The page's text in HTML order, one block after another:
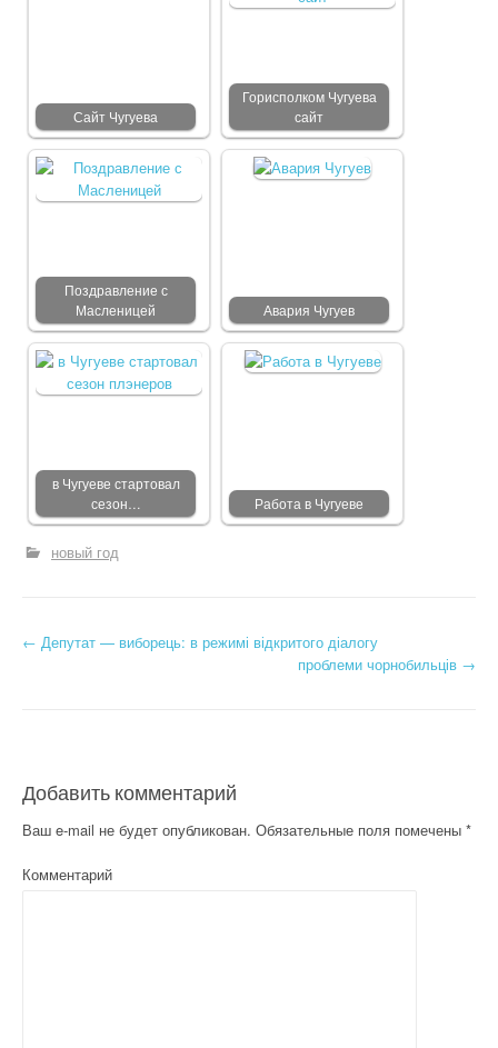
Сайт Чугуева
Горисполком Чугуева
сайт
Поздравление с
Масленицей
Авария Чугуев
в Чугуеве стартовал
сезон…
Работа в Чугуеве
новый год
Post navigation
← Депутат — виборець: в режимі відкритого діалогу
проблеми чорнобильців →
Добавить комментарий
Ваш e-mail не будет опубликован. Обязательные поля помечены *
Комментарий